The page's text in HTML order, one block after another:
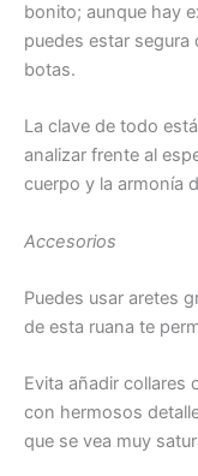
bonito; aunque hay
puedes estar
botas.
La clave de todo
analizar frente al
cuerpo y la armonía
Accesorios
Puedes usar aretes
de esta ruana te
Evita añadir collares
con hermosos
que se vea muy